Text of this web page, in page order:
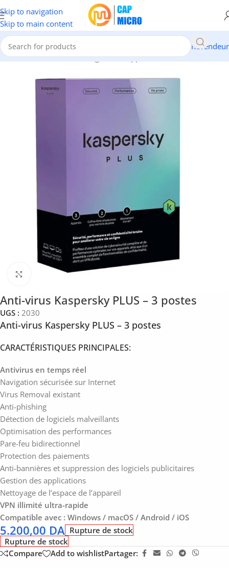
Skip to navigation
Skip to main content
Revendeur
Accueil/INFORMATIQUE/Logiciels & Application/Antivirus
Click to enlarge
Anti-virus Kaspersky PLUS – 3 postes
UGS : 2030
Anti-virus Kaspersky PLUS – 3 postes
CARACTÉRISTIQUES PRINCIPALES:
Antivirus en temps réel
Navigation sécurisée sur Internet
Virus Removal existant
Anti-phishing
Détection de logiciels malveillants
Optimisation des performances
Pare-feu bidirectionnel
Protection des paiements
Anti-bannières et suppression des logiciels publicitaires
Gestion des applications
Nettoyage de l’espace de l’appareil
VPN illimité ultra-rapide
Compatible avec : Windows / macOS / Android / iOS
5.200,00 DA Rupture de stock
Rupture de stock
Compare
Add to wishlistPartager: